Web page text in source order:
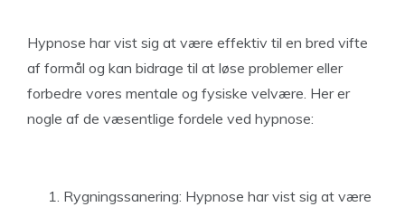
Hypnose har vist sig at være effektiv til en bred vifte
af formål og kan bidrage til at løse problemer eller
forbedre vores mentale og fysiske velvære. Her er
nogle af de væsentlige fordele ved hypnose:
Rygningssanering: Hypnose har vist sig at være